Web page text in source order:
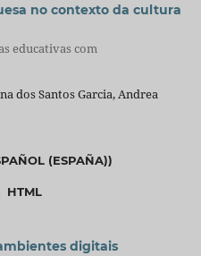
no contexto da cultura
educativas com
dos Santos Garcia, Andrea
(ESPAÑA))
HTML
digitais